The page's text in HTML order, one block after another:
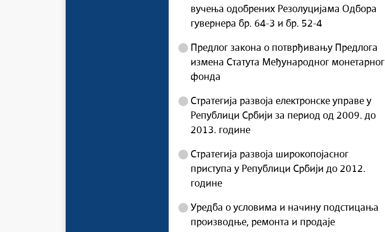
вучења одобрених Резолуцијама Одбора
гувернера бр. 64-3 и бр. 52-4
Предлог закона о потврђивању Предлога
измена Статута Међународног монетарног
фонда
Стратегија развоја електронске управе у
Републици Србији за период од 2009. до
2013. године
Стратегија развоја широкопојасног
приступа у Републици Србији до 2012.
године
Уредба о условима и начину подстицања
производње, ремонта и продаје